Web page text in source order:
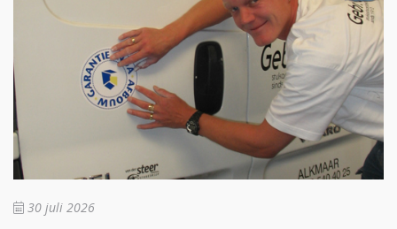
30 juli 2026